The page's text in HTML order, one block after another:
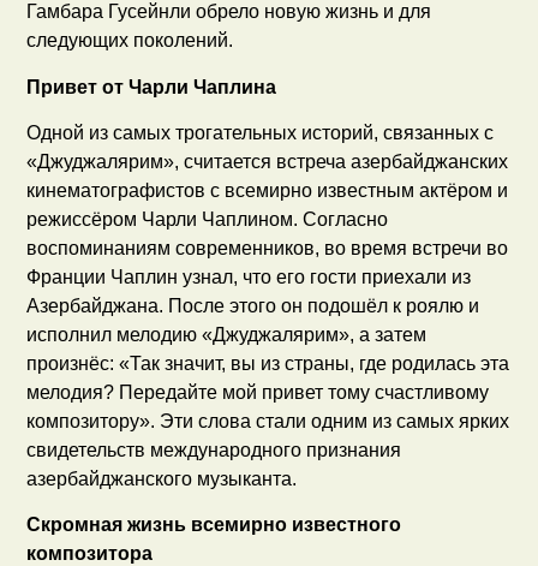
Гамбара Гусейнли обрело новую жизнь и для
следующих поколений.
Привет от Чарли Чаплина
Одной из самых трогательных историй, связанных с
«Джуджалярим», считается встреча азербайджанских
кинематографистов с всемирно известным актёром и
режиссёром Чарли Чаплином. Согласно
воспоминаниям современников, во время встречи во
Франции Чаплин узнал, что его гости приехали из
Азербайджана. После этого он подошёл к роялю и
исполнил мелодию «Джуджалярим», а затем
произнёс: «Так значит, вы из страны, где родилась эта
мелодия? Передайте мой привет тому счастливому
композитору». Эти слова стали одним из самых ярких
свидетельств международного признания
азербайджанского музыканта.
Скромная жизнь всемирно известного
композитора